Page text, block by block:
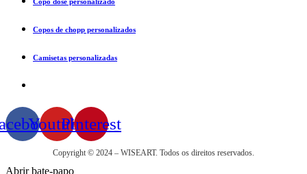
Copos de chopp personalizados
Camisetas personalizadas
YoutubePinterest
Copyright © 2024 – WISEART. Todos os direitos reservados.
Abrir bate-papo